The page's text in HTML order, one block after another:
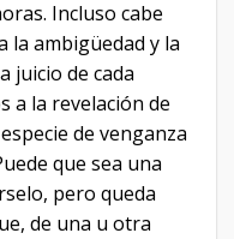
Incluso cabe
la ambigüedad y la
juicio de cada
a la revelación de
de venganza
que sea una
pero queda
de una u otra